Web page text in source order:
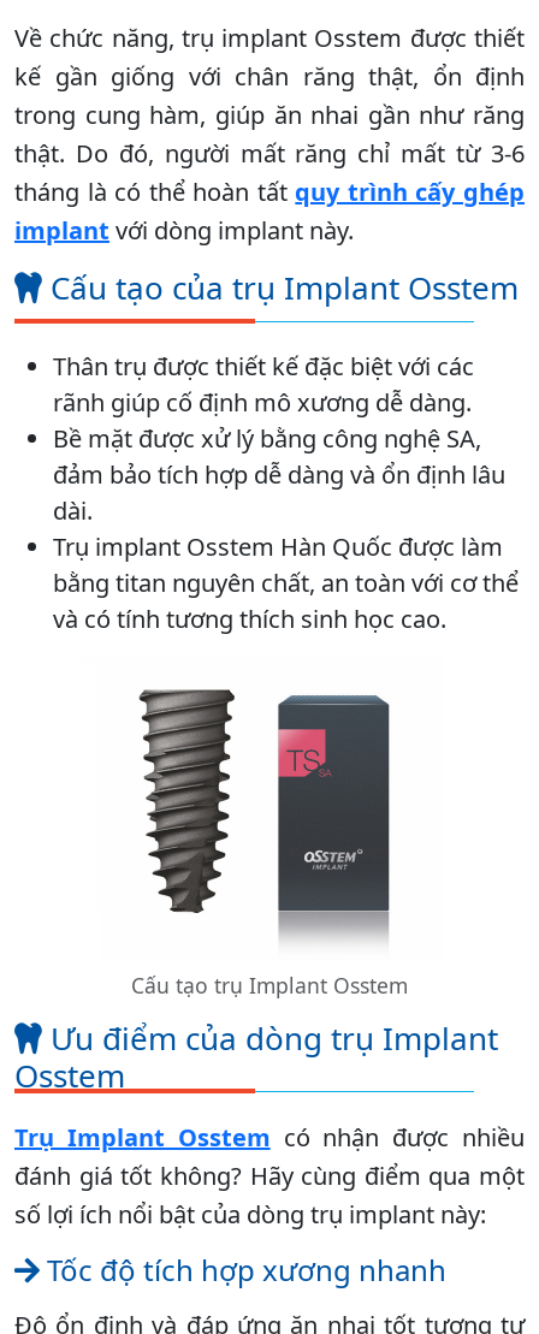
Về chức năng, trụ implant Osstem được thiết
kế gần giống với chân răng thật, ổn định
trong cung hàm, giúp ăn nhai gần như răng
thật. Do đó, người mất răng chỉ mất từ 3-6
tháng là có thể hoàn tất quy trình cấy ghép
implant với dòng implant này.
Cấu tạo của trụ Implant Osstem
Thân trụ được thiết kế đặc biệt với các
rãnh giúp cố định mô xương dễ dàng.
Bề mặt được xử lý bằng công nghệ SA,
đảm bảo tích hợp dễ dàng và ổn định lâu
dài.
Trụ implant Osstem Hàn Quốc được làm
bằng titan nguyên chất, an toàn với cơ thể
và có tính tương thích sinh học cao.
Cấu tạo trụ Implant Osstem
Ưu điểm của dòng trụ Implant
Osstem
Trụ Implant Osstem có nhận được nhiều
đánh giá tốt không? Hãy cùng điểm qua một
số lợi ích nổi bật của dòng trụ implant này:
Tốc độ tích hợp xương nhanh
Độ ổn định và đáp ứng ăn nhai tốt tương tự